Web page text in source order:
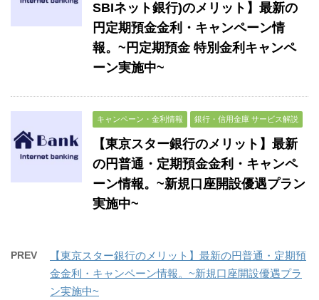
SBIネット銀行)のメリット】最新の
円定期預金金利・キャンペーン情
報。~円定期預金 特別金利キャンペ
ーン実施中~
キャンペーン・金利情報 銀行・信用金庫 サービス解説
【東京スター銀行のメリット】最新
の円普通・定期預金金利・キャンペ
ーン情報。~新規口座開設優遇プラン
実施中~
PREV
【東京スター銀行のメリット】最新の円普通・定期預
金金利・キャンペーン情報。~新規口座開設優遇プラ
ン実施中~